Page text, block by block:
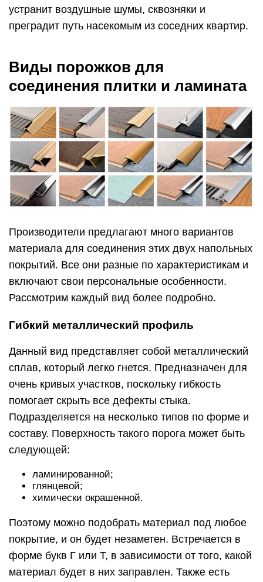
устранит воздушные шумы, сквозняки и
преградит путь насекомым из соседних квартир.
Виды порожков для
соединения плитки и ламината
Производители предлагают много вариантов
материала для соединения этих двух напольных
покрытий. Все они разные по характеристикам и
включают свои персональные особенности.
Рассмотрим каждый вид более подробно.
Гибкий металлический профиль
Данный вид представляет собой металлический
сплав, который легко гнется. Предназначен для
очень кривых участков, поскольку гибкость
помогает скрыть все дефекты стыка.
Подразделяется на несколько типов по форме и
составу. Поверхность такого порога может быть
следующей:
ламинированной;
глянцевой;
химически окрашенной.
Поэтому можно подобрать материал под любое
покрытие, и он будет незаметен. Встречается в
форме букв Г или Т, в зависимости от того, какой
материал будет в них заправлен. Также есть